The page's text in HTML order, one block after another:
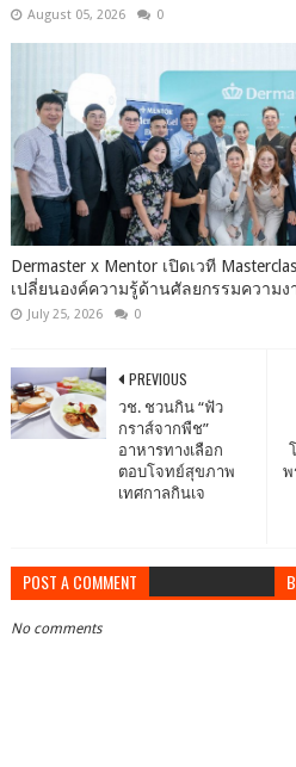
August 05, 2026 0
Dermaster x Mentor เปิดเวที
เปลี่ยนองค์ความรู้ด้านศัลยกรรมความง
July 25, 2026 0
พ
PREVIOUS
วช. ชวนกิน “ฟัว
กราส์จากพืช”
อาหารทางเลือก
ตอบโจทย์สุขภาพ
เทศกาลกินเจ
POST A COMMENT
No comments